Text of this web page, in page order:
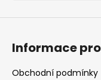
Informace
Obchodní podmínky